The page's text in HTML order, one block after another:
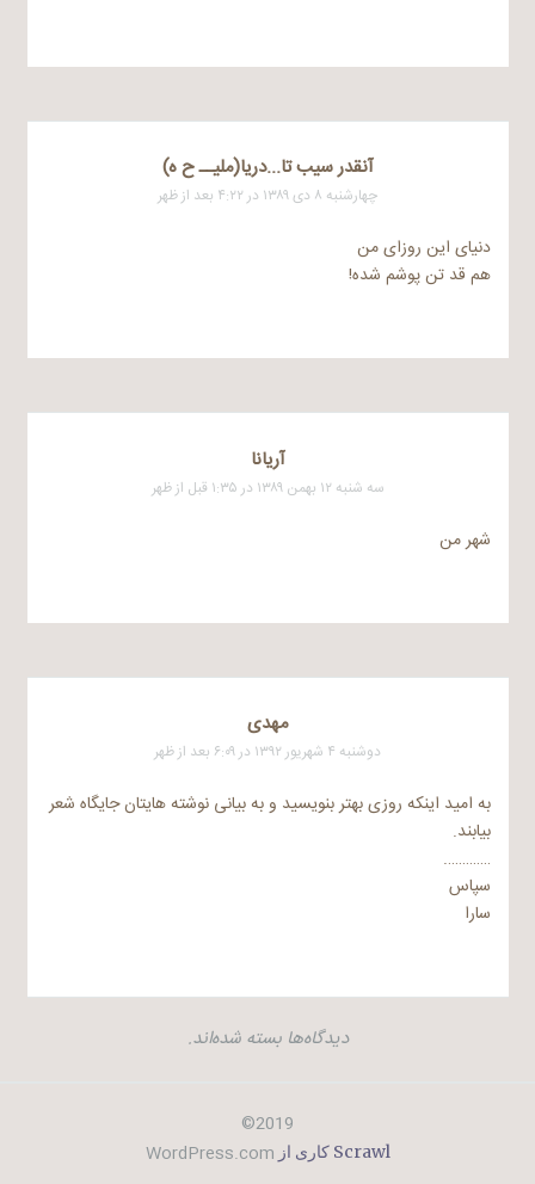
آنقدر سیب تا...دریا(ملیــ ح ه)
چهارشنبه ۸ دی ۱۳۸۹ در ۴:۲۲ بعد از ظهر
دنیای این روزای من
هم قد تن پوشم شده!
آریانا
سه شنبه ۱۲ بهمن ۱۳۸۹ در ۱:۳۵ قبل از ظهر
شهر من
مهدی
دوشنبه ۴ شهریور ۱۳۹۲ در ۶:۰۹ بعد از ظهر
به امید اینکه روزی بهتر بنویسید و به بیانی نوشته هایتان جایگاه شعر
بیابند.
………….
سپاس
سارا
دیدگاه‌ها بسته شده‌اند.
2019©
Scrawl کاری از WordPress.com